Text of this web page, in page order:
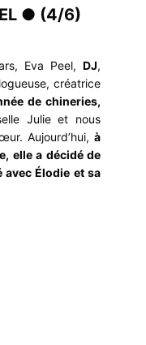
● (4/6)
Eva Peel, DJ,
créatrice
de chineries,
Julie et nous
Aujourd’hui, à
elle a décidé de
avec Élodie et sa